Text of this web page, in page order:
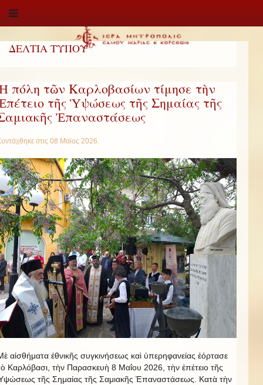
ΔΕΛΤΙΑ ΤΥΠΟΥ
πόλη τῶν Καρλοβασίων τίμησε τὴν
τῆς Ὑψώσεως τῆς Σημαίας τῆς
Ἐπαναστάσεως
στις 08 Μαϊος 2026.
αἰσθήματα ἐθνικῆς συγκινήσεως καὶ ὑπερηφανείας ἐόρτασε
Καρλόβασι, τὴν Παρασκευὴ 8 Μαΐου 2026, τὴν ἐπέτειο τῆς
τῆς Σημαίας τῆς Σαμιακῆς Ἐπαναστάσεως. Κατὰ τὴν